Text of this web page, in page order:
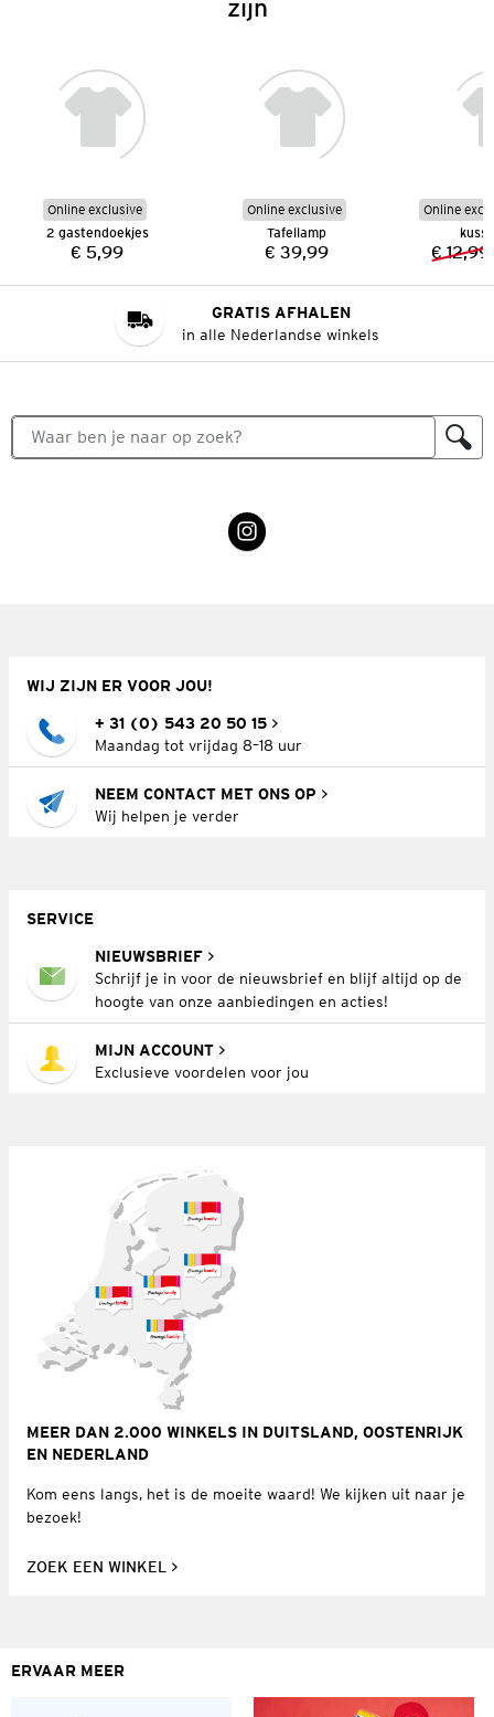
zijn
Online exclusive
2 gastendoekjes
Prijs:
€ 5,99
Online exclusive
Tafellamp
Prijs:
€ 39,99
Online
€ 12,99
GRATIS AFHALEN
in alle Nederlandse winkels
WIJ ZIJN ER VOOR JOU!
+ 31 (0) 543 20 50 15
Maandag tot vrijdag 8–18 uur
NEEM CONTACT MET ONS OP
Wij helpen je verder
SERVICE
NIEUWSBRIEF
Schrijf je in voor de nieuwsbrief en blijf altijd op de
hoogte van onze aanbiedingen en acties!
MIJN ACCOUNT
Exclusieve voordelen voor jou
MEER DAN 2.000 WINKELS IN DUITSLAND, OOSTENRIJK
EN NEDERLAND
Kom eens langs, het is de moeite waard! We kijken uit naar je
bezoek!
ZOEK EEN WINKEL
ERVAAR MEER